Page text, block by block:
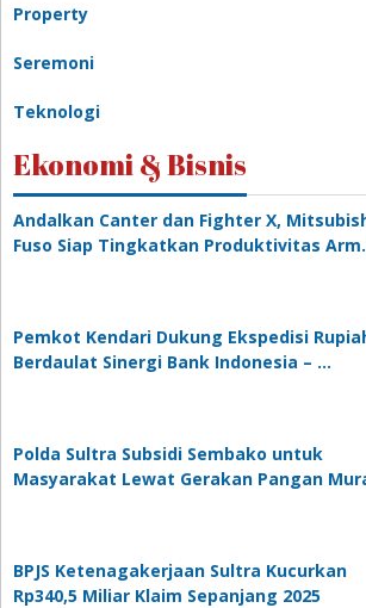
Property
Seremoni
Teknologi
Ekonomi & Bisnis
Andalkan Canter dan Fighter X,
Fuso Siap Tingkatkan Produktivitas
Pemkot Kendari Dukung Ekspedisi
Berdaulat Sinergi Bank Indonesia – …
Polda Sultra Subsidi Sembako untuk
Masyarakat Lewat Gerakan Pangan
BPJS Ketenagakerjaan Sultra Kucurkan
Rp340,5 Miliar Klaim Sepanjang 2025